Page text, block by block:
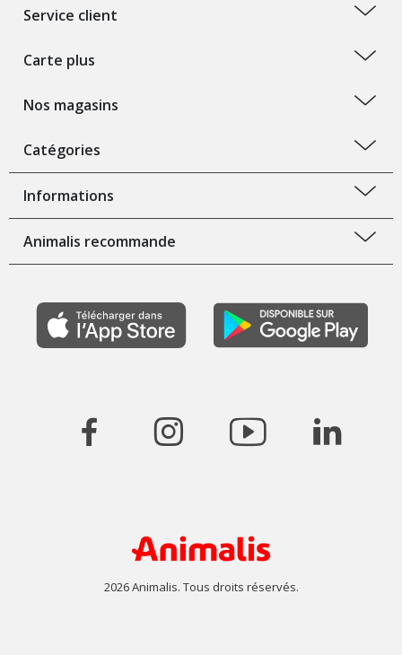
Service client
Carte plus
Nos magasins
Catégories
Informations
Animalis recommande
2026 Animalis. Tous droits réservés.